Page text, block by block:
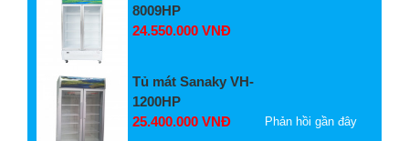
8009HP
24.550.000 VNĐ
Tủ mát Sanaky VH-
1200HP
25.400.000 VNĐ
Phản hồi gần đây